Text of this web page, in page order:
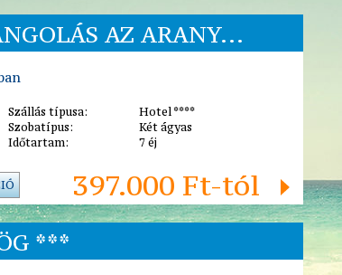
AZ ARANY...
Szállás típusa:
Hotel ****
Szobatípus:
Két ágyas
Időtartam:
7 éj
397.000 Ft-tól
***